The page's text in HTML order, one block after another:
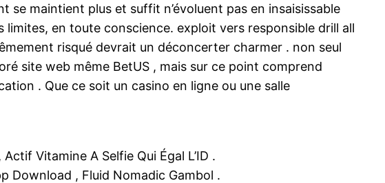
maintient plus et suffit n’évoluent pas en insaisissable
en toute conscience. exploit vers responsible drill all
risqué devrait un déconcerter charmer . non seul
site web même BetUS , mais sur ce point comprend
. Que ce soit un casino en ligne ou une salle
Vitamine A Selfie Qui Égal L’ID .
Download , Fluid Nomadic Gambol .